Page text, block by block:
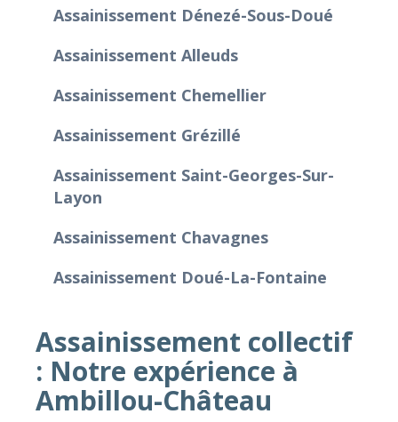
Assainissement Dénezé-Sous-Doué
Assainissement Alleuds
Assainissement Chemellier
Assainissement Grézillé
Assainissement Saint-Georges-Sur-
Layon
Assainissement Chavagnes
Assainissement Doué-La-Fontaine
Assainissement collectif
: Notre expérience à
Ambillou-Château